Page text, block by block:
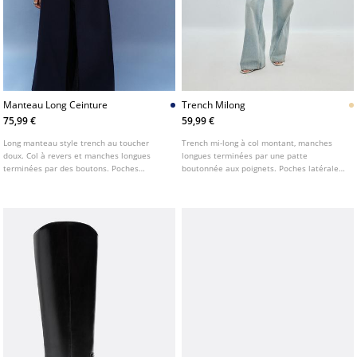
Manteau Long Ceinture
75,99 €
Long manteau style trench au toucher
doux. Col à revers et manches longues
terminées par des boutons. Poches
plusieurs coloris.
Trench Milong
59,99 €
Trench mi-long à col montant, manches
longues terminées par une patte
boutonnée aux poignets. Poches latérales.